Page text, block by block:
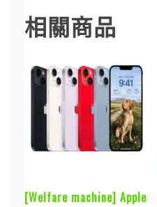
相關商品
[Welfare machine] Apple